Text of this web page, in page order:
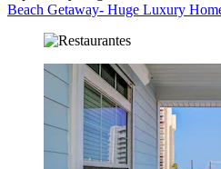
Beach Getaway- Huge Luxury